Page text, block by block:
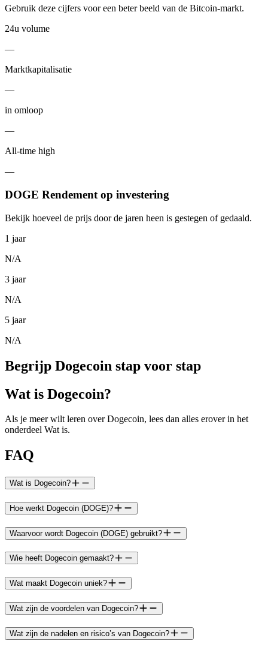
Gebruik deze cijfers voor een beter beeld van de Bitcoin-markt.
24u volume
—
Marktkapitalisatie
—
in omloop
—
All-time high
—
DOGE Rendement op investering
Bekijk hoeveel de prijs door de jaren heen is gestegen of gedaald.
1 jaar
N/A
3 jaar
N/A
5 jaar
N/A
Begrijp Dogecoin stap voor stap
Wat is Dogecoin?
Als je meer wilt leren over Dogecoin, lees dan alles erover in het
onderdeel Wat is.
FAQ
Wat is Dogecoin?
Hoe werkt Dogecoin (DOGE)?
Waarvoor wordt Dogecoin (DOGE) gebruikt?
Wie heeft Dogecoin gemaakt?
Wat maakt Dogecoin uniek?
Wat zijn de voordelen van Dogecoin?
Wat zijn de nadelen en risico’s van Dogecoin?